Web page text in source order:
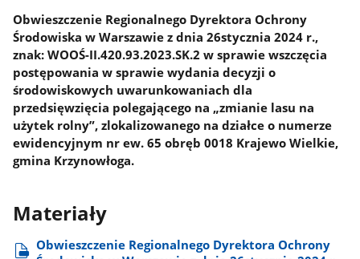
Obwieszczenie Regionalnego Dyrektora Ochrony
Środowiska w Warszawie z dnia 26stycznia 2024 r.,
znak: WOOŚ-II.420.93.2023.SK.2 w sprawie wszczęcia
postępowania w sprawie wydania decyzji o
środowiskowych uwarunkowaniach dla
przedsięwzięcia polegającego na „zmianie lasu na
użytek rolny”, zlokalizowanego na działce o numerze
ewidencyjnym nr ew. 65 obręb 0018 Krajewo Wielkie,
gmina Krzynowłoga.
Materiały
Obwieszczenie Regionalnego Dyrektora Ochrony